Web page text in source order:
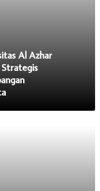
Al Azhar
Strategis